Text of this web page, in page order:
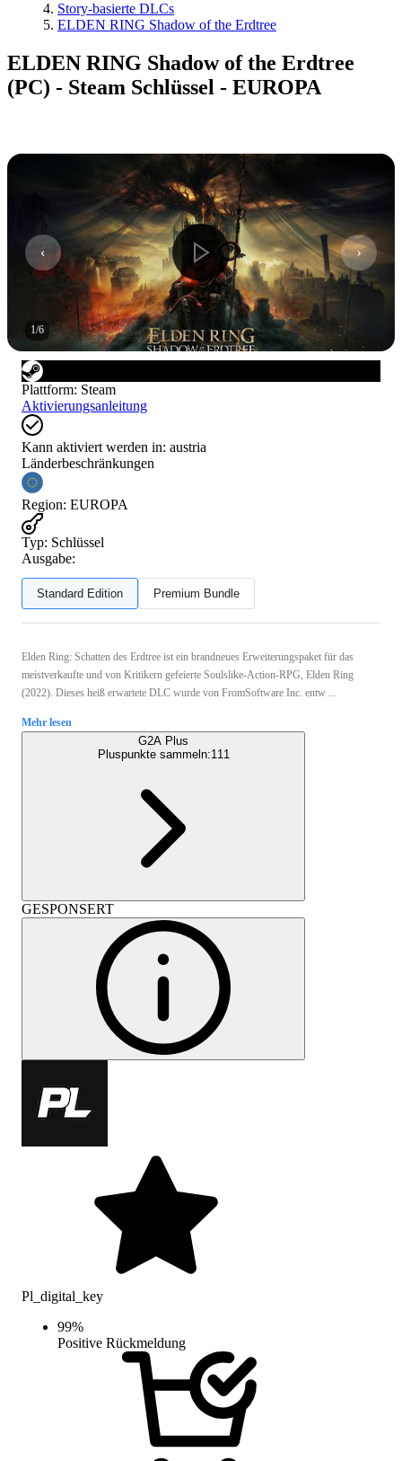
Story-basierte DLCs
ELDEN RING Shadow of the Erdtree
ELDEN RING Shadow of the Erdtree
(PC) - Steam Schlüssel - EUROPA
1/6
Plattform: Steam
Aktivierungsanleitung
Kann aktiviert werden in: austria
Länderbeschränkungen
Region: EUROPA
Typ: Schlüssel
Ausgabe:
Standard Edition Premium Bundle
Elden Ring: Schatten des Erdtree ist ein brandneues Erweiterungspaket für das
meistverkaufte und von Kritikern gefeierte Soulslike-Action-RPG, Elden Ring
(2022). Dieses heiß erwartete DLC wurde von FromSoftware Inc. entw ...
Mehr lesen
G2A Plus
Pluspunkte sammeln:111
GESPONSERT
Pl_digital_key
99%
Positive Rückmeldung